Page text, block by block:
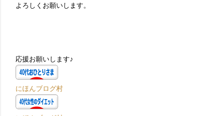
よろしくお願いします。
応援お願いします♪
にほんブログ村